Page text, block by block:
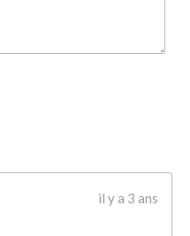
il y a 3 ans